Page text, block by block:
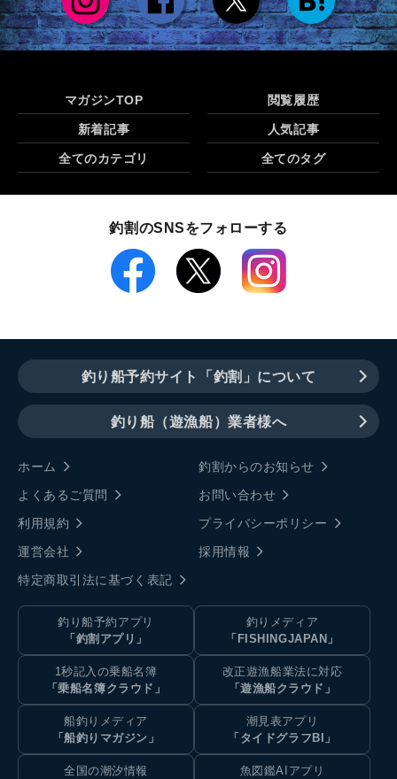
マガジンTOP 閲覧履歴
新着記事 人気記事
全てのカテゴリ 全てのタグ
釣割のSNSをフォローする
釣り船予約サイト「釣割」について
釣り船（遊漁船）業者様へ
ホーム
釣割からのお知らせ
よくあるご質問
お問い合わせ
利用規約
プライバシーポリシー
運営会社
採用情報
特定商取引法に基づく表記
釣り船予約アプリ
「釣割アプリ」
釣りメディア
「FISHINGJAPAN」
1秒記入の乗船名簿
「乗船名簿クラウド」
改正遊漁船業法に対応
「遊漁船クラウド」
船釣りメディア
「船釣りマガジン」
潮見表アプリ
「タイドグラフBI」
全国の潮汐情報
魚図鑑AIアプリ